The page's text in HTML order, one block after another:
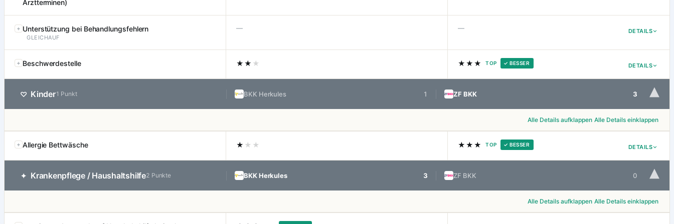
Arztterminen)
DETAILS
Unterstützung bei Behandlungsfehlern
GLEICHAUF
— —
DETAILS
Beschwerdestelle ★★ ★ ★★★ TOP ✓ BESSER
♡ Kinder1 Punkt BKK Herkules 1 ZF BKK 3 ▾
Alle Details aufklappen Alle Details einklappen
DETAILS
Allergie Bettwäsche ★ ★★ ★★★ TOP ✓ BESSER
✦ Krankenpflege / Haushaltshilfe2 Punkte BKK Herkules 3 ZF BKK 0 ▾
Alle Details aufklappen Alle Details einklappen